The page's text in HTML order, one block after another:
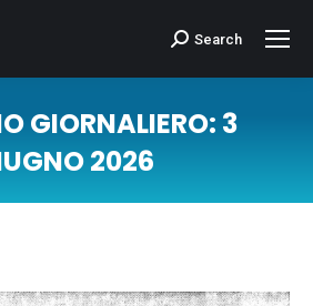
Cerca:Search
GIORNALIERO: 3
2026